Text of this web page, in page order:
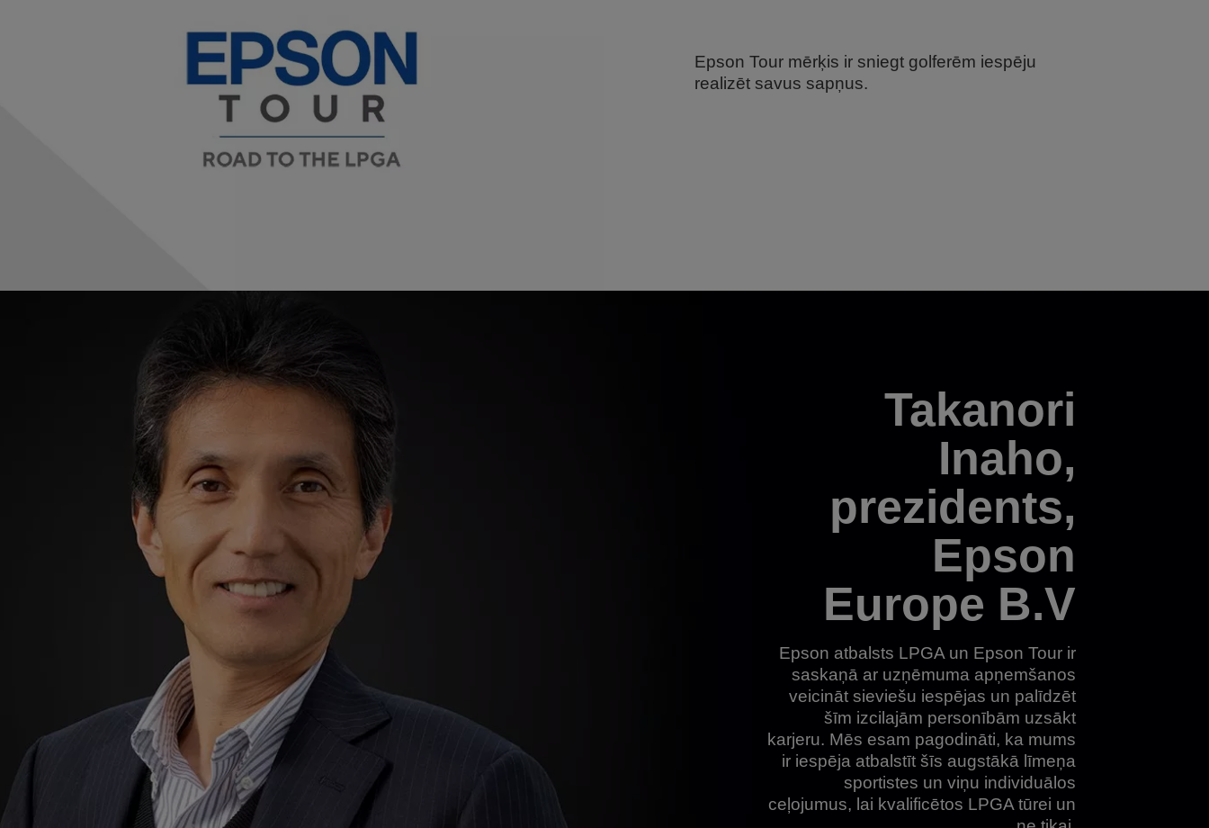
Epson Tour mērķis ir sniegt golferēm iespēju
realizēt savus sapņus.
Takanori
Inaho,
prezidents,
Epson
Europe B.V
Epson atbalsts LPGA un Epson Tour ir
saskaņā ar uzņēmuma apņemšanos
veicināt sieviešu iespējas un palīdzēt
šīm izcilajām personībām uzsākt
karjeru. Mēs esam pagodināti, ka mums
ir iespēja atbalstīt šīs augstākā līmeņa
sportistes un viņu individuālos
ceļojumus, lai kvalificētos LPGA tūrei un